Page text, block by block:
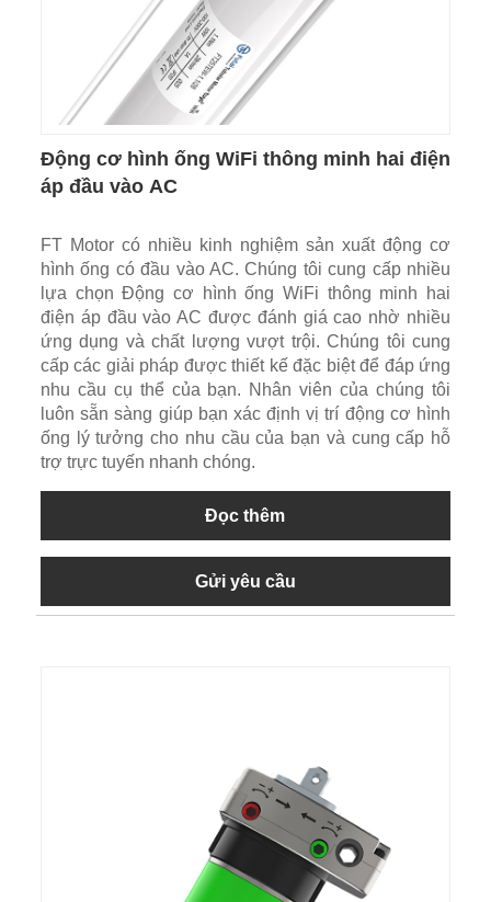
Động cơ hình ống WiFi thông minh hai điện
áp đầu vào AC
FT Motor có nhiều kinh nghiệm sản xuất động cơ
hình ống có đầu vào AC. Chúng tôi cung cấp nhiều
lựa chọn Động cơ hình ống WiFi thông minh hai
điện áp đầu vào AC được đánh giá cao nhờ nhiều
ứng dụng và chất lượng vượt trội. Chúng tôi cung
cấp các giải pháp được thiết kế đặc biệt để đáp ứng
nhu cầu cụ thể của bạn. Nhân viên của chúng tôi
luôn sẵn sàng giúp bạn xác định vị trí động cơ hình
ống lý tưởng cho nhu cầu của bạn và cung cấp hỗ
trợ trực tuyến nhanh chóng.
Đọc thêm
Gửi yêu cầu